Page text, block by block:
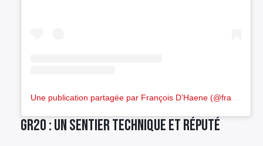
GR20 : un sentier technique et réputé